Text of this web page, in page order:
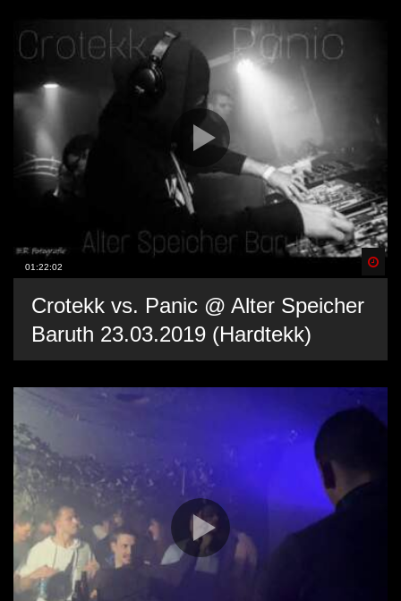
01:22:02
Crotekk vs. Panic @ Alter Speicher
Baruth 23.03.2019 (Hardtekk)